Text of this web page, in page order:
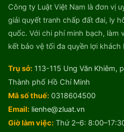
Công ty Luật Việt Nam là đơn vị
giải quyết tranh chấp đất đai, ly
quốc. Với chi phí minh bạch, làm
kết bảo vệ tối đa quyền lợi khách
Trụ sở: 113-115 Ung Văn Khiêm,
Thành phố Hồ Chí Minh
Mã số thuế: 0318604500
Email: lienhe@zluat.vn
Giờ làm việc: Thứ 2–6: